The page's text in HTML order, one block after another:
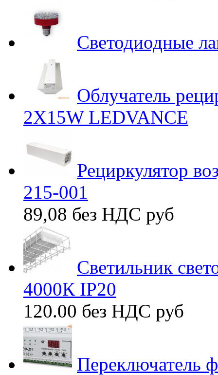
Светодиодные
Облучатель
2X15W LEDVANCE
Рециркулятор
215-001
89,08 без НДС руб
Светильник
4000К IP20
120.00 без НДС руб
Переключатель